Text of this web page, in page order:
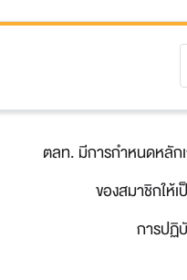
ตลท. มีการกำหนดหลัก
ของสมาชิกให้
การปฏิ